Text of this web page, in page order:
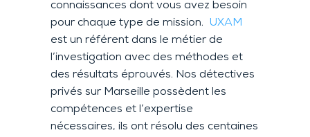
connaissances dont vous avez besoin
pour chaque type de mission. UXAM
est un référent dans le métier de
l’investigation avec des méthodes et
des résultats éprouvés. Nos détectives
privés sur Marseille possèdent les
compétences et l’expertise
nécessaires, ils ont résolu des centaines